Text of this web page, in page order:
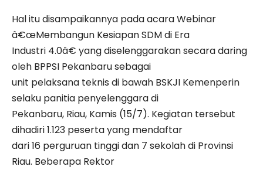
Hal itu disampaikannya pada acara Webinar
â€œMembangun Kesiapan SDM di Era
Industri 4.0â€ yang diselenggarakan secara daring
oleh BPPSI Pekanbaru sebagai
unit pelaksana teknis di bawah BSKJI Kemenperin
selaku panitia penyelenggara di
Pekanbaru, Riau, Kamis (15/7). Kegiatan tersebut
dihadiri 1.123 peserta yang mendaftar
dari 16 perguruan tinggi dan 7 sekolah di Provinsi
Riau. Beberapa Rektor